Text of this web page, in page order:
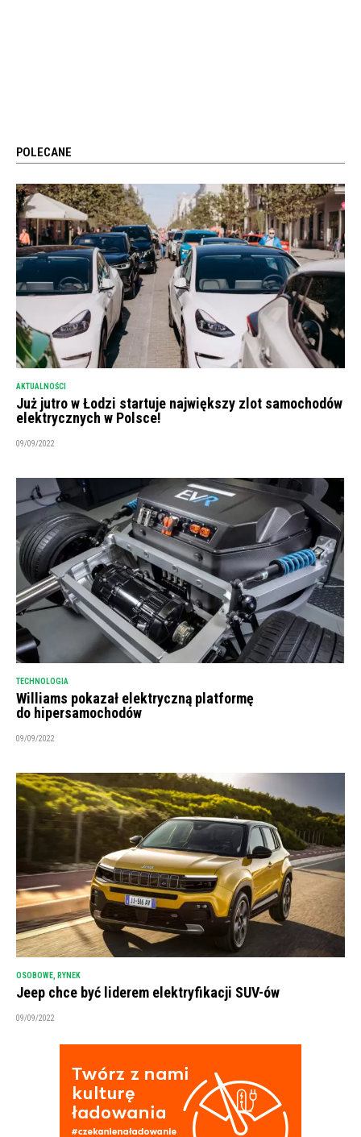
POLECANE
AKTUALNOŚCI
Już jutro w Łodzi startuje największy zlot samochodów
elektrycznych w Polsce!
09/09/2022
TECHNOLOGIA
Williams pokazał elektryczną platformę
do hipersamochodów
09/09/2022
OSOBOWE, RYNEK
Jeep chce być liderem elektryfikacji SUV-ów
09/09/2022